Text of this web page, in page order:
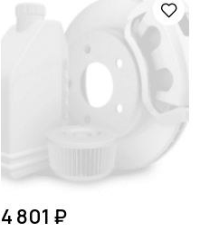
4 801 ₽